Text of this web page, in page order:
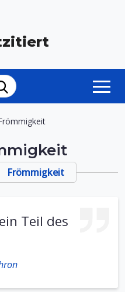
Frömmigkeit
Teil des